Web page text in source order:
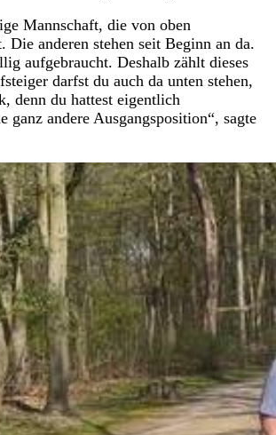
Mannschaft, die von oben
Die anderen stehen seit Beginn an da.
aufgebraucht. Deshalb zählt dieses
darfst du auch da unten stehen,
denn du hattest eigentlich
ganz andere Ausgangsposition“, sagte